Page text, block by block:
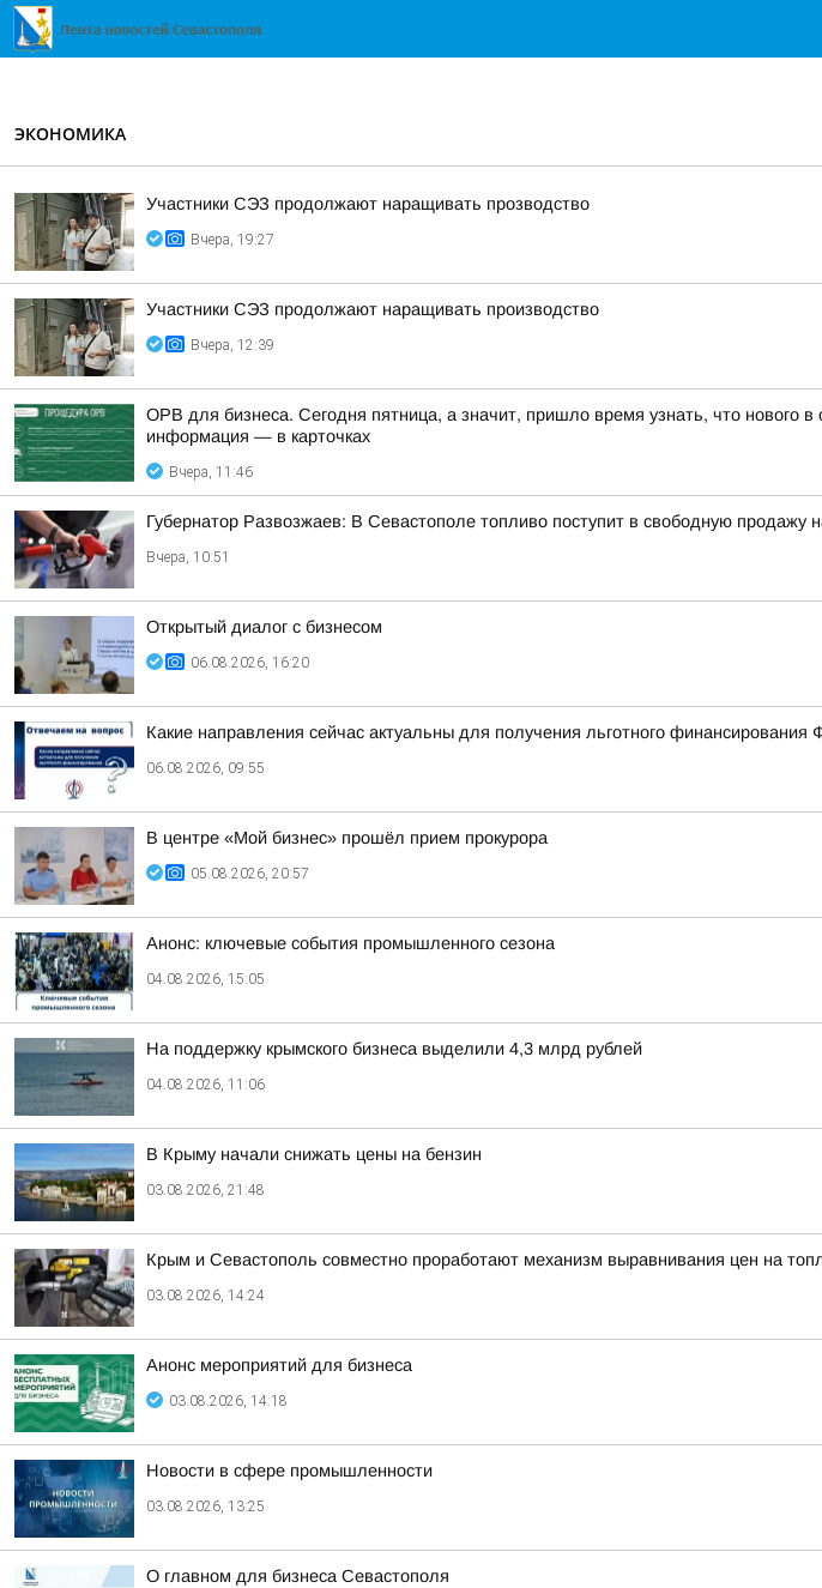
ЭКОНОМИКА
Участники СЭЗ продолжают наращивать прозводство
Вчера, 19:27
Участники СЭЗ продолжают наращивать производство
Вчера, 12:39
ОРВ для бизнеса. Сегодня пятница, а значит, пришло время узнать, что нового
информация — в карточках
Вчера, 11:46
Губернатор Развозжаев: В Севастополе топливо поступит в свободную продажу
Вчера, 10:51
Открытый диалог с бизнесом
06.08.2026, 16:20
Какие направления сейчас актуальны для получения льготного финансирования
06.08.2026, 09:55
В центре «Мой бизнес» прошёл прием прокурора
05.08.2026, 20:57
Анонс: ключевые события промышленного сезона
04.08.2026, 15:05
На поддержку крымского бизнеса выделили 4,3 млрд рублей
04.08.2026, 11:06
В Крыму начали снижать цены на бензин
03.08.2026, 21:48
Крым и Севастополь совместно проработают механизм выравнивания цен на
03.08.2026, 14:24
Анонс мероприятий для бизнеса
03.08.2026, 14:18
Новости в сфере промышленности
03.08.2026, 13:25
О главном для бизнеса Севастополя